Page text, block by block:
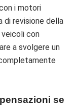
i motori
di revisione della
veicoli con
a svolgere un
se